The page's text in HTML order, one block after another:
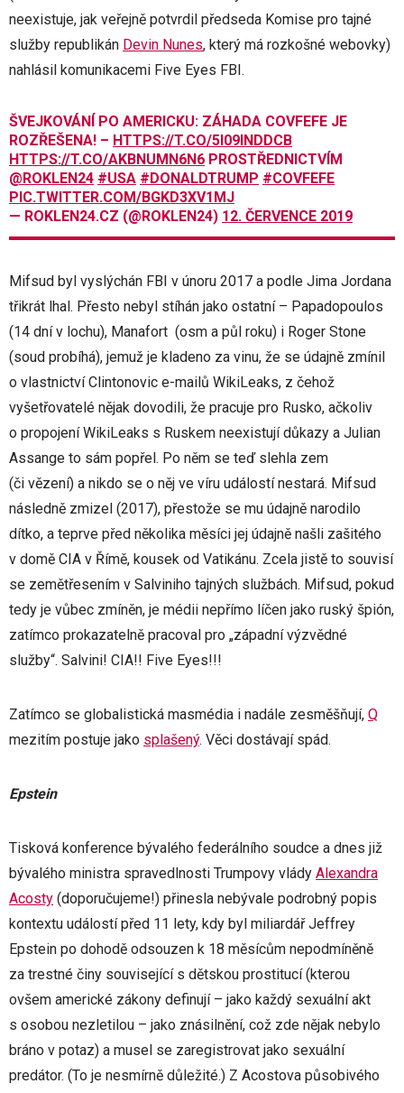
neexistuje, jak veřejně potvrdil předseda Komise pro tajné
služby republikán Devin Nunes, který má rozkošné webovky)
nahlásil komunikacemi Five Eyes FBI.
ŠVEJKOVÁNÍ PO AMERICKU: ZÁHADA COVFEFE JE
ROZŘEŠENA! – HTTPS://T.CO/5I09INDDCB
HTTPS://T.CO/AKBNUMN6N6 PROSTŘEDNICTVÍM
@ROKLEN24 #USA #DONALDTRUMP #COVFEFE
PIC.TWITTER.COM/BGKD3XV1MJ
— ROKLEN24.CZ (@ROKLEN24) 12. ČERVENCE 2019
Mifsud byl vyslýchán FBI v únoru 2017 a podle Jima Jordana
třikrát lhal. Přesto nebyl stíhán jako ostatní – Papadopoulos
(14 dní v lochu), Manafort (osm a půl roku) i Roger Stone
(soud probíhá), jemuž je kladeno za vinu, že se údajně zmínil
o vlastnictví Clintonovic e-mailů WikiLeaks, z čehož
vyšetřovatelé nějak dovodili, že pracuje pro Rusko, ačkoliv
o propojení WikiLeaks s Ruskem neexistují důkazy a Julian
Assange to sám popřel. Po něm se teď slehla zem
(či vězení) a nikdo se o něj ve víru událostí nestará. Mifsud
následně zmizel (2017), přestože se mu údajně narodilo
dítko, a teprve před několika měsíci jej údajně našli zašitého
v domě CIA v Římě, kousek od Vatikánu. Zcela jistě to souvisí
se zemětřesením v Salviniho tajných službách. Mifsud, pokud
tedy je vůbec zmíněn, je médii nepřímo líčen jako ruský špión,
zatímco prokazatelně pracoval pro „západní výzvědné
služby“. Salvini! CIA!! Five Eyes!!!
Zatímco se globalistická masmédia i nadále zesměšňují, Q
mezitím postuje jako splašený. Věci dostávají spád.
Epstein
Tisková konference bývalého federálního soudce a dnes již
bývalého ministra spravedlnosti Trumpovy vlády Alexandra
Acosty (doporučujeme!) přinesla nebývale podrobný popis
kontextu událostí před 11 lety, kdy byl miliardář Jeffrey
Epstein po dohodě odsouzen k 18 měsícům nepodmíněně
za trestné činy související s dětskou prostitucí (kterou
ovšem americké zákony definují – jako každý sexuální akt
s osobou nezletilou – jako znásilnění, což zde nějak nebylo
bráno v potaz) a musel se zaregistrovat jako sexuální
predátor. (To je nesmírně důležité.) Z Acostova působivého